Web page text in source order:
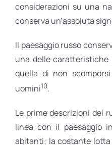
considerazioni su una
conserva un’assoluta
Il paesaggio russo
una delle
quella di non
uomini10.
Le prime descrizioni dei
linea con il paesaggio
abitanti; la costante